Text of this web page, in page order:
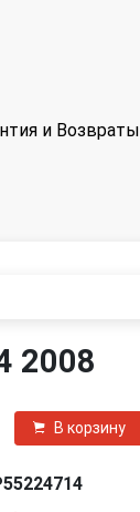
и Возвраты
2008
В корзину